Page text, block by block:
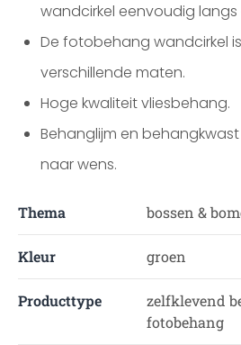
wandcirkel eenvoudig
De fotobehang wandcirkel
verschillende maten.
Hoge kwaliteit vliesbehang.
Behanglijm en
naar wens.
Thema bossen &
Kleur groen
Producttype
zelfklevend
fotobehang